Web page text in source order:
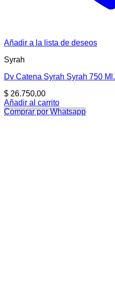
Añadir a la lista de deseos
Syrah
Dv Catena Syrah Syrah 750 Ml.
$ 26.750,00
Añadir al carrito
Comprar por Whatsapp